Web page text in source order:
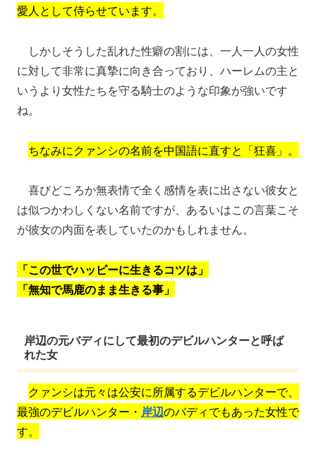
愛人として侍らせています。
しかしそうした乱れた性癖の割には、一人一人の女性
に対して非常に真摯に向き合っており、ハーレムの主と
いうより女性たちを守る騎士のような印象が強いです
ね。
ちなみにクァンシの名前を中国語に直すと「狂喜」。
喜びどころか無表情で全く感情を表に出さない彼女と
は似つかわしくない名前ですが、あるいはこの言葉こそ
が彼女の内面を表していたのかもしれません。
「この世でハッピーに生きるコツは」
「無知で馬鹿のまま生きる事」
岸辺の元バディにして最初のデビルハンターと呼ば
れた女
クァンシは元々は公安に所属するデビルハンターで、
最強のデビルハンター・ 岸辺のバディでもあった女性で
す。